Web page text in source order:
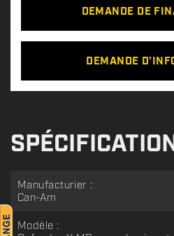
DEMANDE DE
DEMANDE
Manufacturier :
Can-Am
Modèle :